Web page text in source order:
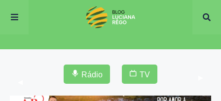
Rádio TV